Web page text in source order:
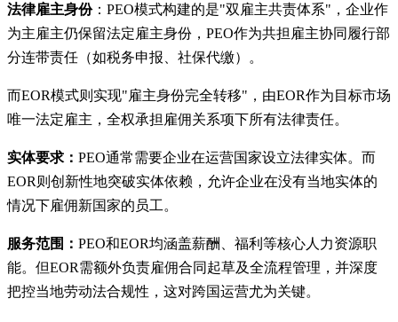
法律雇主身份：PEO模式构建的是"双雇主共责体系"，企业作
为主雇主仍保留法定雇主身份，PEO作为共担雇主协同履行部
分连带责任（如税务申报、社保代缴）。
而EOR模式则实现"雇主身份完全转移"，由EOR作为目标市场
唯一法定雇主，全权承担雇佣关系项下所有法律责任。
实体要求： PEO通常需要企业在运营国家设立法律实体。而
EOR则创新性地突破实体依赖，允许企业在没有当地实体的
情况下雇佣新国家的员工。
服务范围： PEO和EOR均涵盖薪酬、福利等核心人力资源职
能。但EOR需额外负责雇佣合同起草及全流程管理，并深度
把控当地劳动法合规性，这对跨国运营尤为关键。